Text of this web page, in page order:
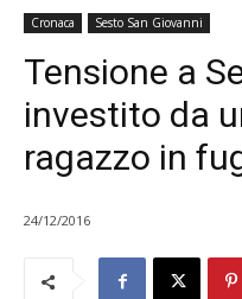
Cronaca Sesto San Giovanni
Tensione a
investito da
ragazzo in
24/12/2016